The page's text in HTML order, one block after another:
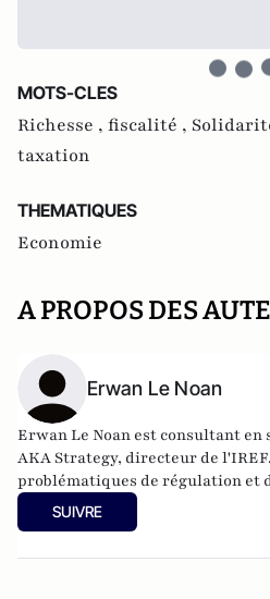
MOTS-CLES
Richesse , fiscalité ,
taxation
THEMATIQUES
Economie
A PROPOS DES
Erwan Le Noan
Erwan Le Noan est consultant
AKA Strategy, directeur de
problématiques de régulation et
a enseigné le droit et l'économie à
également membre de la
SUIVRE